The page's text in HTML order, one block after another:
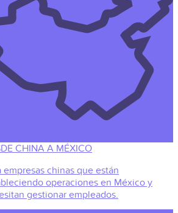
CHINA A MÉXICO
empresas chinas que están
operaciones en México y
gestionar empleados.